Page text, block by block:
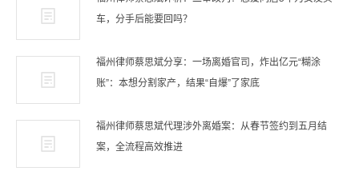
车，分手后能要回吗？
福州律师蔡思斌分享：一场离婚官司，炸出亿元“糊涂
账”：本想分割家产，结果“自爆”了家底
福州律师蔡思斌代理涉外离婚案：从春节签约到五月结
案，全流程高效推进